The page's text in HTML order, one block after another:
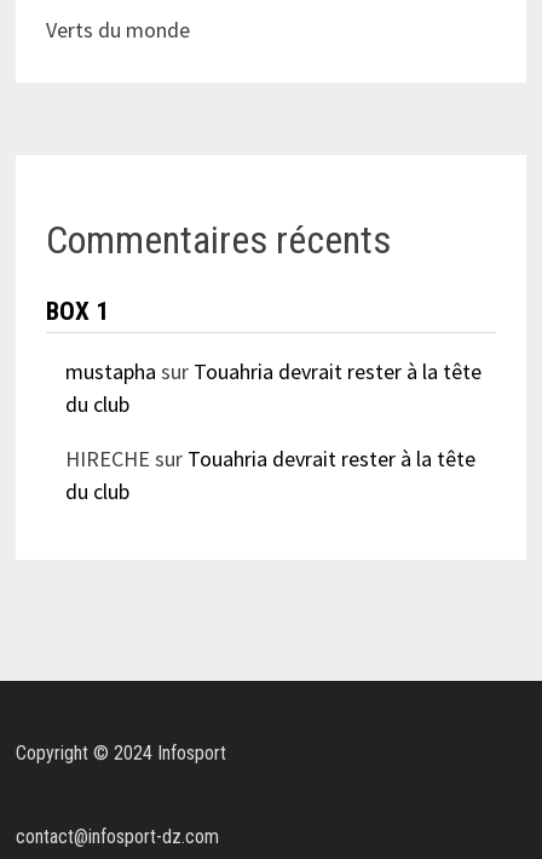
Verts du monde
Commentaires récents
BOX 1
mustapha sur Touahria devrait rester à la tête
du club
HIRECHE sur Touahria devrait rester à la tête
du club
Copyright © 2024 Infosport
contact@infosport-dz.com